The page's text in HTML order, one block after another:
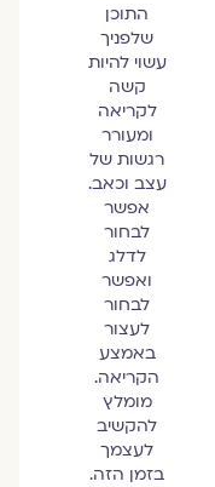
התוכן
שלפניך
עשוי להיות
קשה
לקריאה
ומעורר
רגשות של
עצב וכאב.
אפשר
לבחור
לדלג
ואפשר
לבחור
לעצור
באמצע
הקריאה.
מומלץ
להקשיב
לעצמך
בזמן הזה.